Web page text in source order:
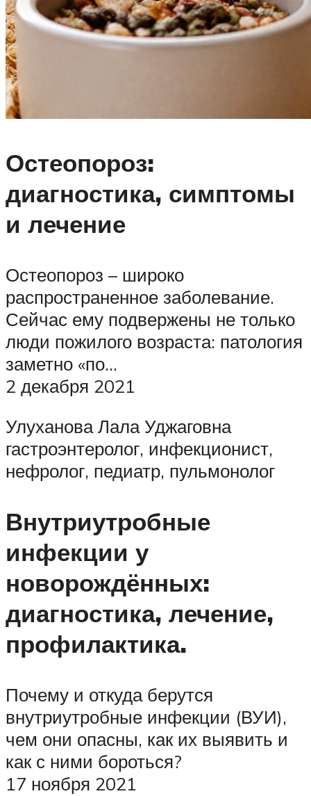
Остеопороз:
диагностика, симптомы
и лечение
Остеопороз – широко
распространенное заболевание.
Сейчас ему подвержены не только
люди пожилого возраста: патология
заметно «по…
2 декабря 2021
Улуханова Лала Уджаговна
гастроэнтеролог, инфекционист,
нефролог, педиатр, пульмонолог
Внутриутробные
инфекции у
новорождённых:
диагностика, лечение,
профилактика.
Почему и откуда берутся
внутриутробные инфекции (ВУИ),
чем они опасны, как их выявить и
как с ними бороться?
17 ноября 2021